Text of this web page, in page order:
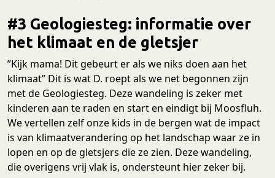
#3 Geologiesteg: informatie over
het klimaat en de gletsjer
”Kijk mama! Dit gebeurt er als we niks doen aan het
klimaat” Dit is wat D. roept als we net begonnen zijn
met de Geologiesteg. Deze wandeling is zeker met
kinderen aan te raden en start en eindigt bij Moosfluh.
We vertellen zelf onze kids in de bergen wat de impact
is van klimaatverandering op het landschap waar ze in
lopen en op de gletsjers die ze zien. Deze wandeling,
die overigens vrij vlak is, ondersteunt hier zeker bij.